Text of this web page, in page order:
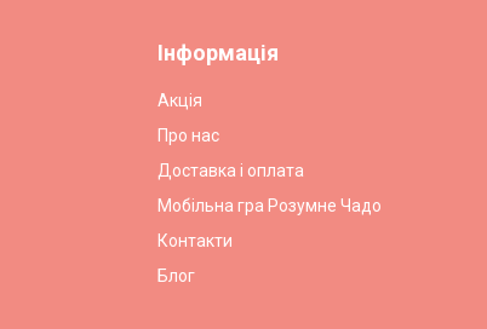
Інформація
Акція
Про нас
Доставка і оплата
Мобільна гра Розумне Чадо
Контакти
Блог